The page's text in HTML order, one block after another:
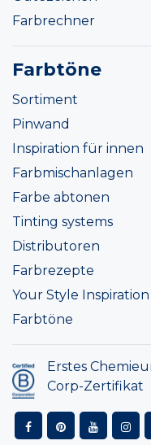
Farbrechner
Farbtöne
Sortiment
Pinwand
Inspiration für innen
Farbmischanlagen
Farbe abtonen
Tinting systems
Distributoren
Farbrezepte
Your Style Inspiration
Farbtöne
Erstes
Corp-Zertifikat